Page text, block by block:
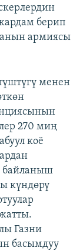
берип
армиясы
менен
270 миң
коё
байланыш
күндөрү
Газни
басымдуу